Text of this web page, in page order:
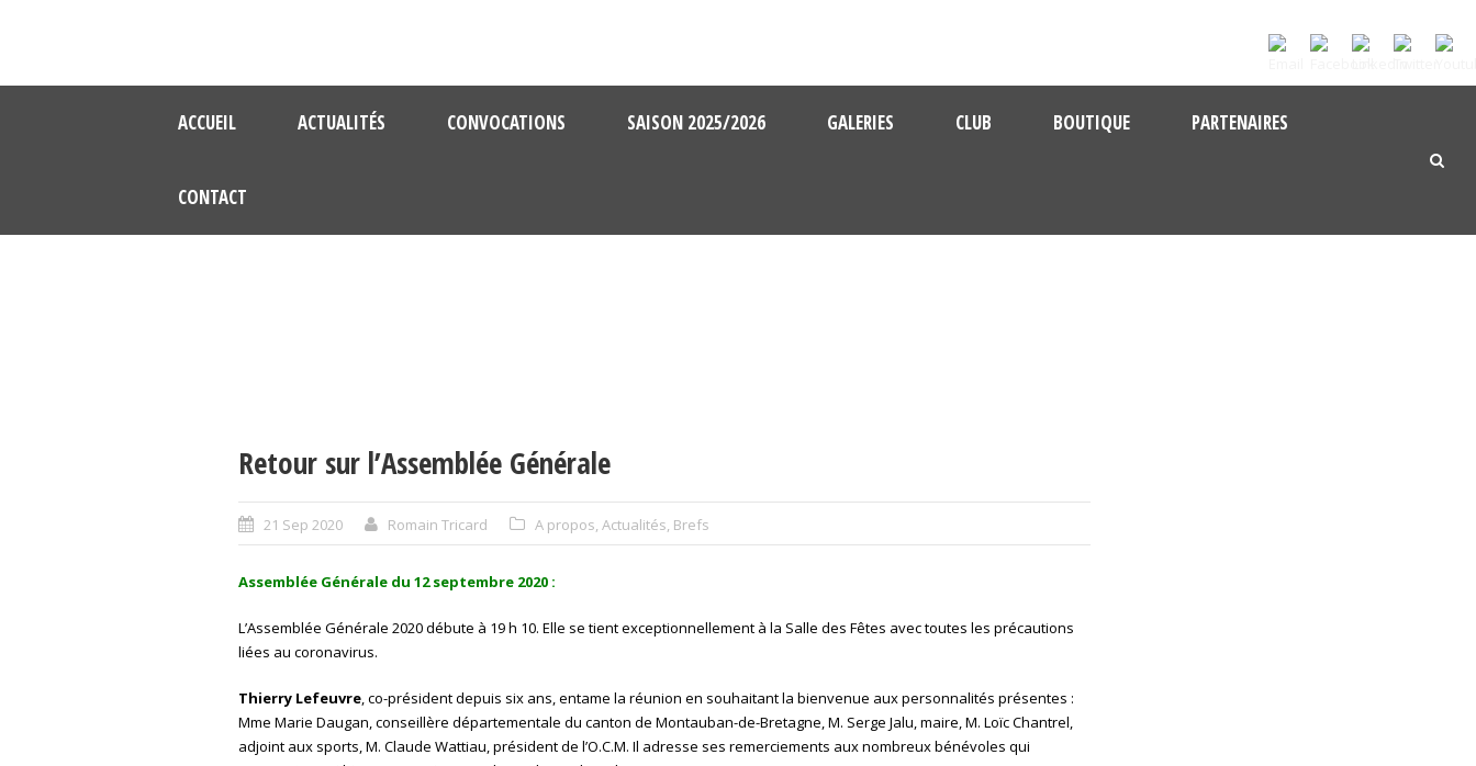
ACCUEIL ACTUALITÉS CONVOCATIONS SAISON 2025/2026 GALERIES CLUB BOUTIQUE PARTENAIRES
CONTACT
Retour sur l’Assemblée Générale
21 Sep 2020 Romain Tricard A propos, Actualités, Brefs
Assemblée Générale du 12 septembre 2020 :
L’Assemblée Générale 2020 débute à 19 h 10. Elle se tient exceptionnellement à la Salle des Fêtes avec toutes les précautions
liées au coronavirus.
Thierry Lefeuvre, co-président depuis six ans, entame la réunion en souhaitant la bienvenue aux personnalités présentes :
Mme Marie Daugan, conseillère départementale du canton de Montauban-de-Bretagne, M. Serge Jalu, maire, M. Loïc Chantrel,
adjoint aux sports, M. Claude Wattiau, président de l’O.C.M. Il adresse ses remerciements aux nombreux bénévoles qui